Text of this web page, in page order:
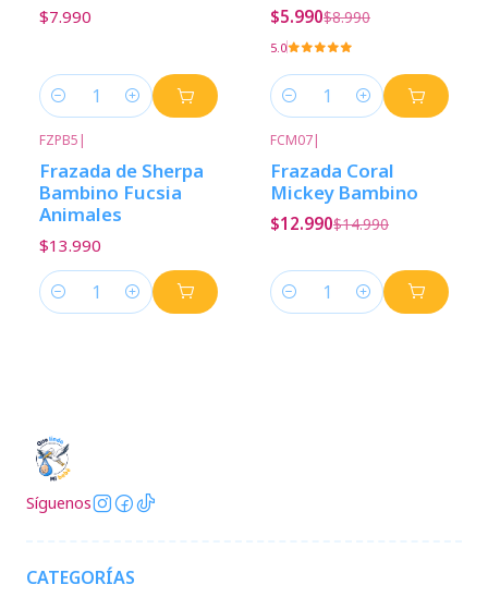
$7.990
Cantidad
$5.990$8.990
5.0
Cantidad
FZPB5 |
Frazada de Sherpa
Bambino Fucsia
Animales
$13.990
Cantidad
FCM07|
Frazada Coral
Mickey Bambino
$12.990$14.990
Cantidad
Síguenos
CATEGORÍAS